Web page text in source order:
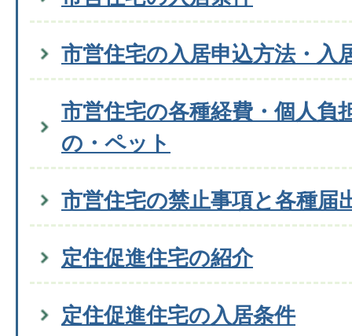
市営住宅の入居申込方法・入
市営住宅の各種経費・個人負
の・ペット
市営住宅の禁止事項と各種届
定住促進住宅の紹介
定住促進住宅の入居条件